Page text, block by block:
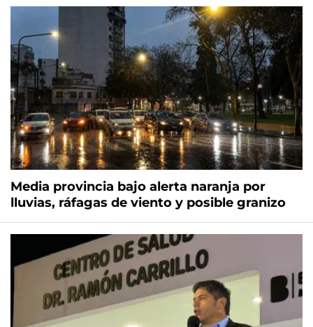
Media provincia bajo alerta naranja por
lluvias, ráfagas de viento y posible granizo